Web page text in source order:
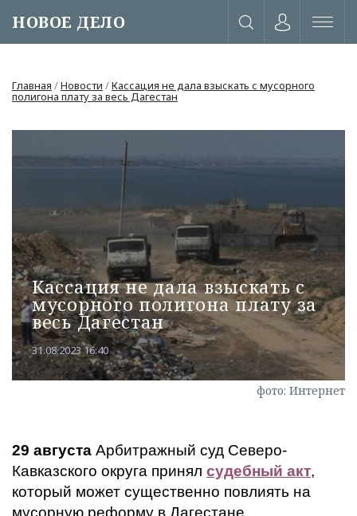
НОВОЕ ДЕЛО
или через соц. сети
Главная /Новости /Кассация не дала взыскать с мусорного
полигона плату за весь Дагестан
Кассация не дала взыскать с
мусорного полигона плату за
весь Дагестан
31.08.2023 16:40
фото: Интернет
29 августа Арбитражный суд Северо-
Кавказского округа принял судебный акт,
который может существенно повлиять на
мусорную реформу в Дагестане.